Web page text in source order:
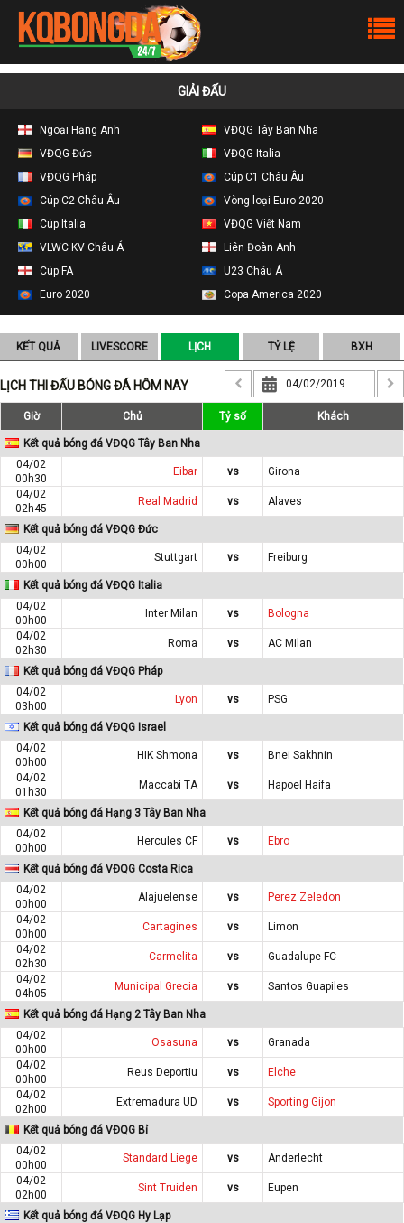
GIẢI ĐẤU
Ngoại Hạng Anh
VĐQG Tây Ban Nha
VĐQG Đức
VĐQG Italia
VĐQG Pháp
Cúp C1 Châu Âu
Cúp C2 Châu Âu
Vòng loại Euro 2020
Cúp Italia
VĐQG Việt Nam
VLWC KV Châu Á
Liên Đoàn Anh
Cúp FA
U23 Châu Á
Euro 2020
Copa America 2020
KẾT QUẢ LIVESCORE LỊCH TỶ LỆ BXH
LỊCH THI ĐẤU BÓNG ĐÁ HÔM NAY
Giờ Chủ Tỷ số Khách
Kết quả bóng đá VĐQG Tây Ban Nha
04/02
00h30
Eibar vs
Girona
04/02
02h45
Real Madrid vs Alaves
Kết quả bóng đá VĐQG Đức
04/02
00h00
Stuttgart vs Freiburg
Kết quả bóng đá VĐQG Italia
04/02
00h00
Inter Milan vs
Bologna
04/02
02h30
Roma vs AC Milan
Kết quả bóng đá VĐQG Pháp
04/02
03h00
Lyon vs PSG
Kết quả bóng đá VĐQG Israel
04/02
00h00
HIK Shmona vs
Bnei Sakhnin
04/02
01h30
Maccabi TA vs Hapoel Haifa
Kết quả bóng đá Hạng 3 Tây Ban Nha
04/02
00h00
Hercules CF vs Ebro
Kết quả bóng đá VĐQG Costa Rica
04/02
00h00
Alajuelense vs
Perez Zeledon
04/02
00h00
Cartagines vs
Limon
04/02
02h30
Carmelita vs
Guadalupe FC
04/02
04h05
Municipal Grecia vs Santos Guapiles
Kết quả bóng đá Hạng 2 Tây Ban Nha
04/02
00h00
Osasuna vs
Granada
04/02
00h00
Reus Deportiu vs
Elche
04/02
02h00
Extremadura UD vs Sporting Gijon
Kết quả bóng đá VĐQG Bỉ
04/02
00h00
Standard Liege vs
Anderlecht
04/02
02h00
Sint Truiden vs Eupen
Kết quả bóng đá VĐQG Hy Lạp